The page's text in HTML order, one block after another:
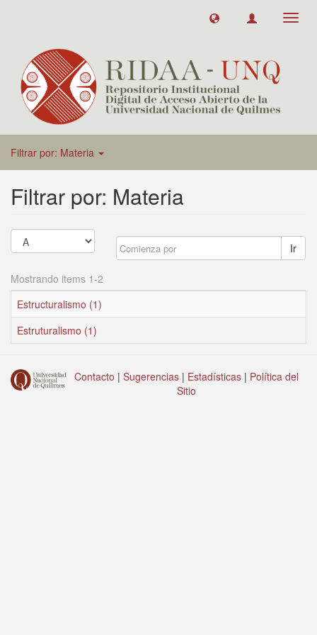
Filtrar por: Materia
Filtrar por: Materia
Ir
Mostrando items 1-2
Estructuralismo (1)
Estruturalismo (1)
Contacto | Sugerencias | Estadísticas | Política del
Sitio